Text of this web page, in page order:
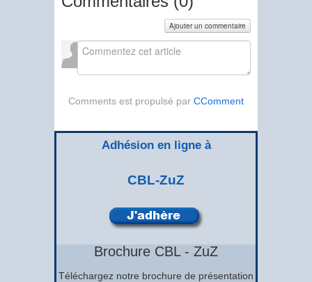
Ajouter un commentaire
Comments est propulsé par CComment
Adhésion en ligne à
CBL-ZuZ
Brochure CBL - ZuZ
Téléchargez notre brochure de présentation